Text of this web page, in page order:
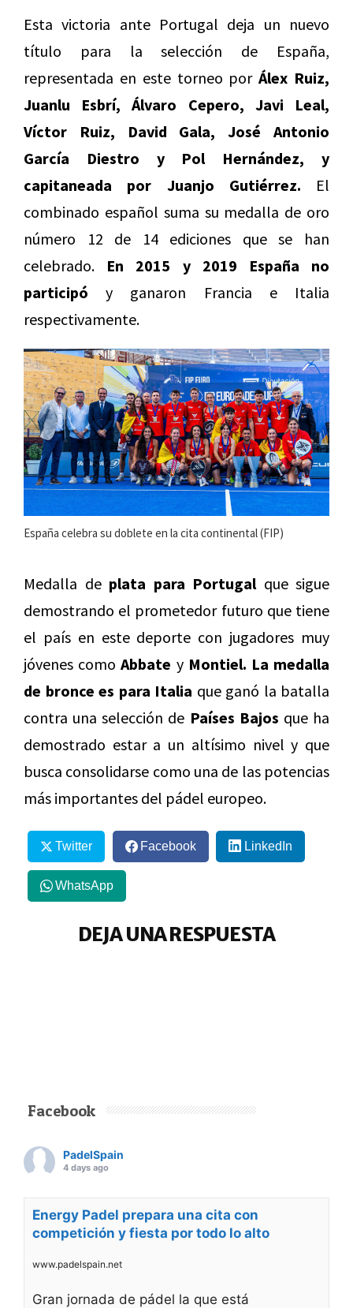
Esta victoria ante Portugal deja un nuevo
título para la selección de España,
representada en este torneo porÁlex Ruiz,
Juanlu Esbrí, Álvaro Cepero, Javi Leal,
Víctor Ruiz, David Gala, José Antonio
García Diestro y Pol Hernández, y
capitaneada por Juanjo Gutiérrez. El
combinado español suma su medalla de oro
número 12 de 14 ediciones que se han
celebrado. En 2015 y 2019 España no
participó y ganaron Francia e Italia
respectivamente.
España celebra su doblete en la cita continental (FIP)
Medalla deplata para Portugal que sigue
demostrando el prometedor futuro que tiene
el país en este deporte con jugadores muy
jóvenes comoAbbate y Montiel. La medalla
de bronce es para Italia que ganó la batalla
contra una selección de Países Bajos que ha
demostrado estar a un altísimo nivel y que
busca consolidarse como una de las potencias
más importantes del pádel europeo.
Twitter Facebook LinkedIn
WhatsApp
DEJA UNA RESPUESTA
Facebook
PadelSpain
4 days ago
Energy Padel prepara una cita con
competición y fiesta por todo lo alto
www.padelspain.net
Gran jornada de pádel la que está